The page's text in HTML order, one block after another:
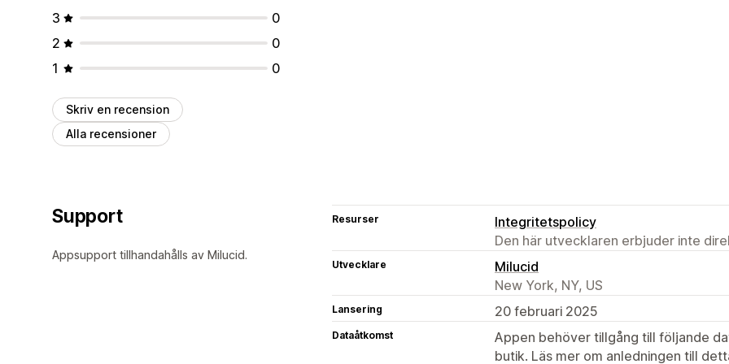
3
0
2
0
1
0
Skriv en recension
Alla recensioner
Support
Appsupport tillhandahålls av Milucid.
Resurser
Integritetspolicy
Den här utvecklaren erbjuder inte
Utvecklare
Milucid
New York, NY, US
Lansering 20 februari 2025
Dataåtkomst
Appen behöver tillgång till följande
butik. Läs mer om anledningen till